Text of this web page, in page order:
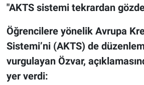
"AKTS sistemi tekrardan
Öğrencilere yönelik Avrupa
Sistemi’ni (AKTS) de
vurgulayan Özvar,
yer verdi: